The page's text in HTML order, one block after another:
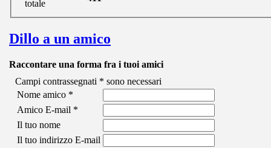
totale
Dillo a un amico
Raccontare una forma fra i tuoi amici
Campi contrassegnati * sono necessari
Nome amico *
Amico E-mail *
Il tuo nome
Il tuo indirizzo E-mail